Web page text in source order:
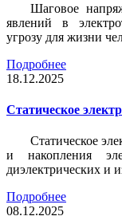
Шаговое
явлений в
угрозу для жизни
Подробнее
18.12.2025
Статическое
Статическое
и накопления
диэлектрических и
Подробнее
08.12.2025